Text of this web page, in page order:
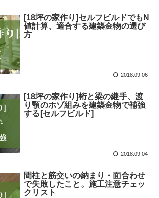
[18坪の家作り]セルフビルドでもN
値計算、適合する建築金物の選び
方
2018.09.06
[18坪の家作り]桁と梁の継手、渡
り顎のホゾ組みを建築金物で補強
する[セルフビルド]
2018.09.04
間柱と筋交いの納まり・面合わせ
で失敗したこと。施工注意チェッ
クリスト